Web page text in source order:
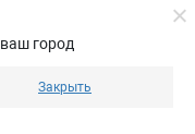
город
Закрыть